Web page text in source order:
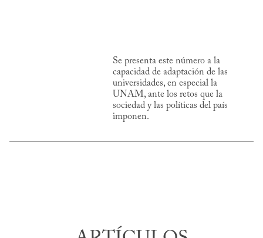
Se presenta este número a la
capacidad de adaptación de las
universidades, en especial la
UNAM, ante los retos que la
sociedad y las políticas del país
imponen.